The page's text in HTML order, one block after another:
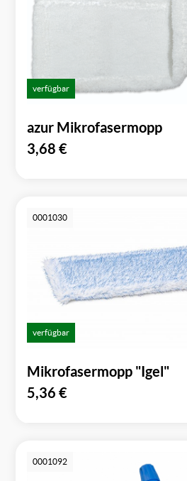
verfügbar
azur Mikrofasermopp
3,68 €
0001030
verfügbar
Mikrofasermopp "Igel"
5,36 €
0001092